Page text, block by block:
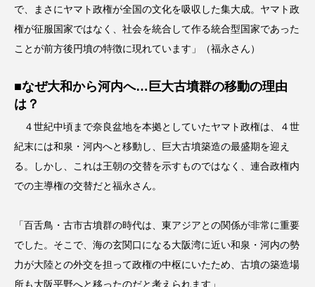
で、まさにヤマト政権が全国の文化を吸収した集大成。ヤマト政
権が征服国家ではなく、社会を統合して作る統合型国家であった
ことが前方後円墳の特徴に現れています」（福永さん）
■なぜ大和から河内へ…巨大古墳群の移動の理由
は？
４世紀中頃まで奈良盆地を本拠としていたヤマト政権は、４世
紀末には和泉・河内へと移動し、巨大古墳築造の最盛期を迎え
る。しかし、これは王朝の交替を示すものではなく、連合政権内
での主導権の交替だと福永さん。
「百舌鳥・古市古墳群の時代は、東アジアとの関係が非常に重要
でした。そこで、海の玄関口になる大阪湾に近い和泉・河内の勢
力が大陸との外交を担って政権の中枢にいたため、古墳の築造場
所も大阪平野へと移ったのだと考えられます」